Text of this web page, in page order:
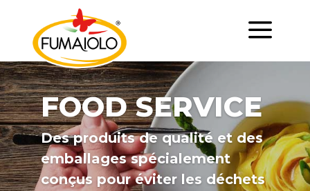
a
FOOD SERVICE
Des produits de qualité et des
emballages spécialement
conçus pour éviter les déchets